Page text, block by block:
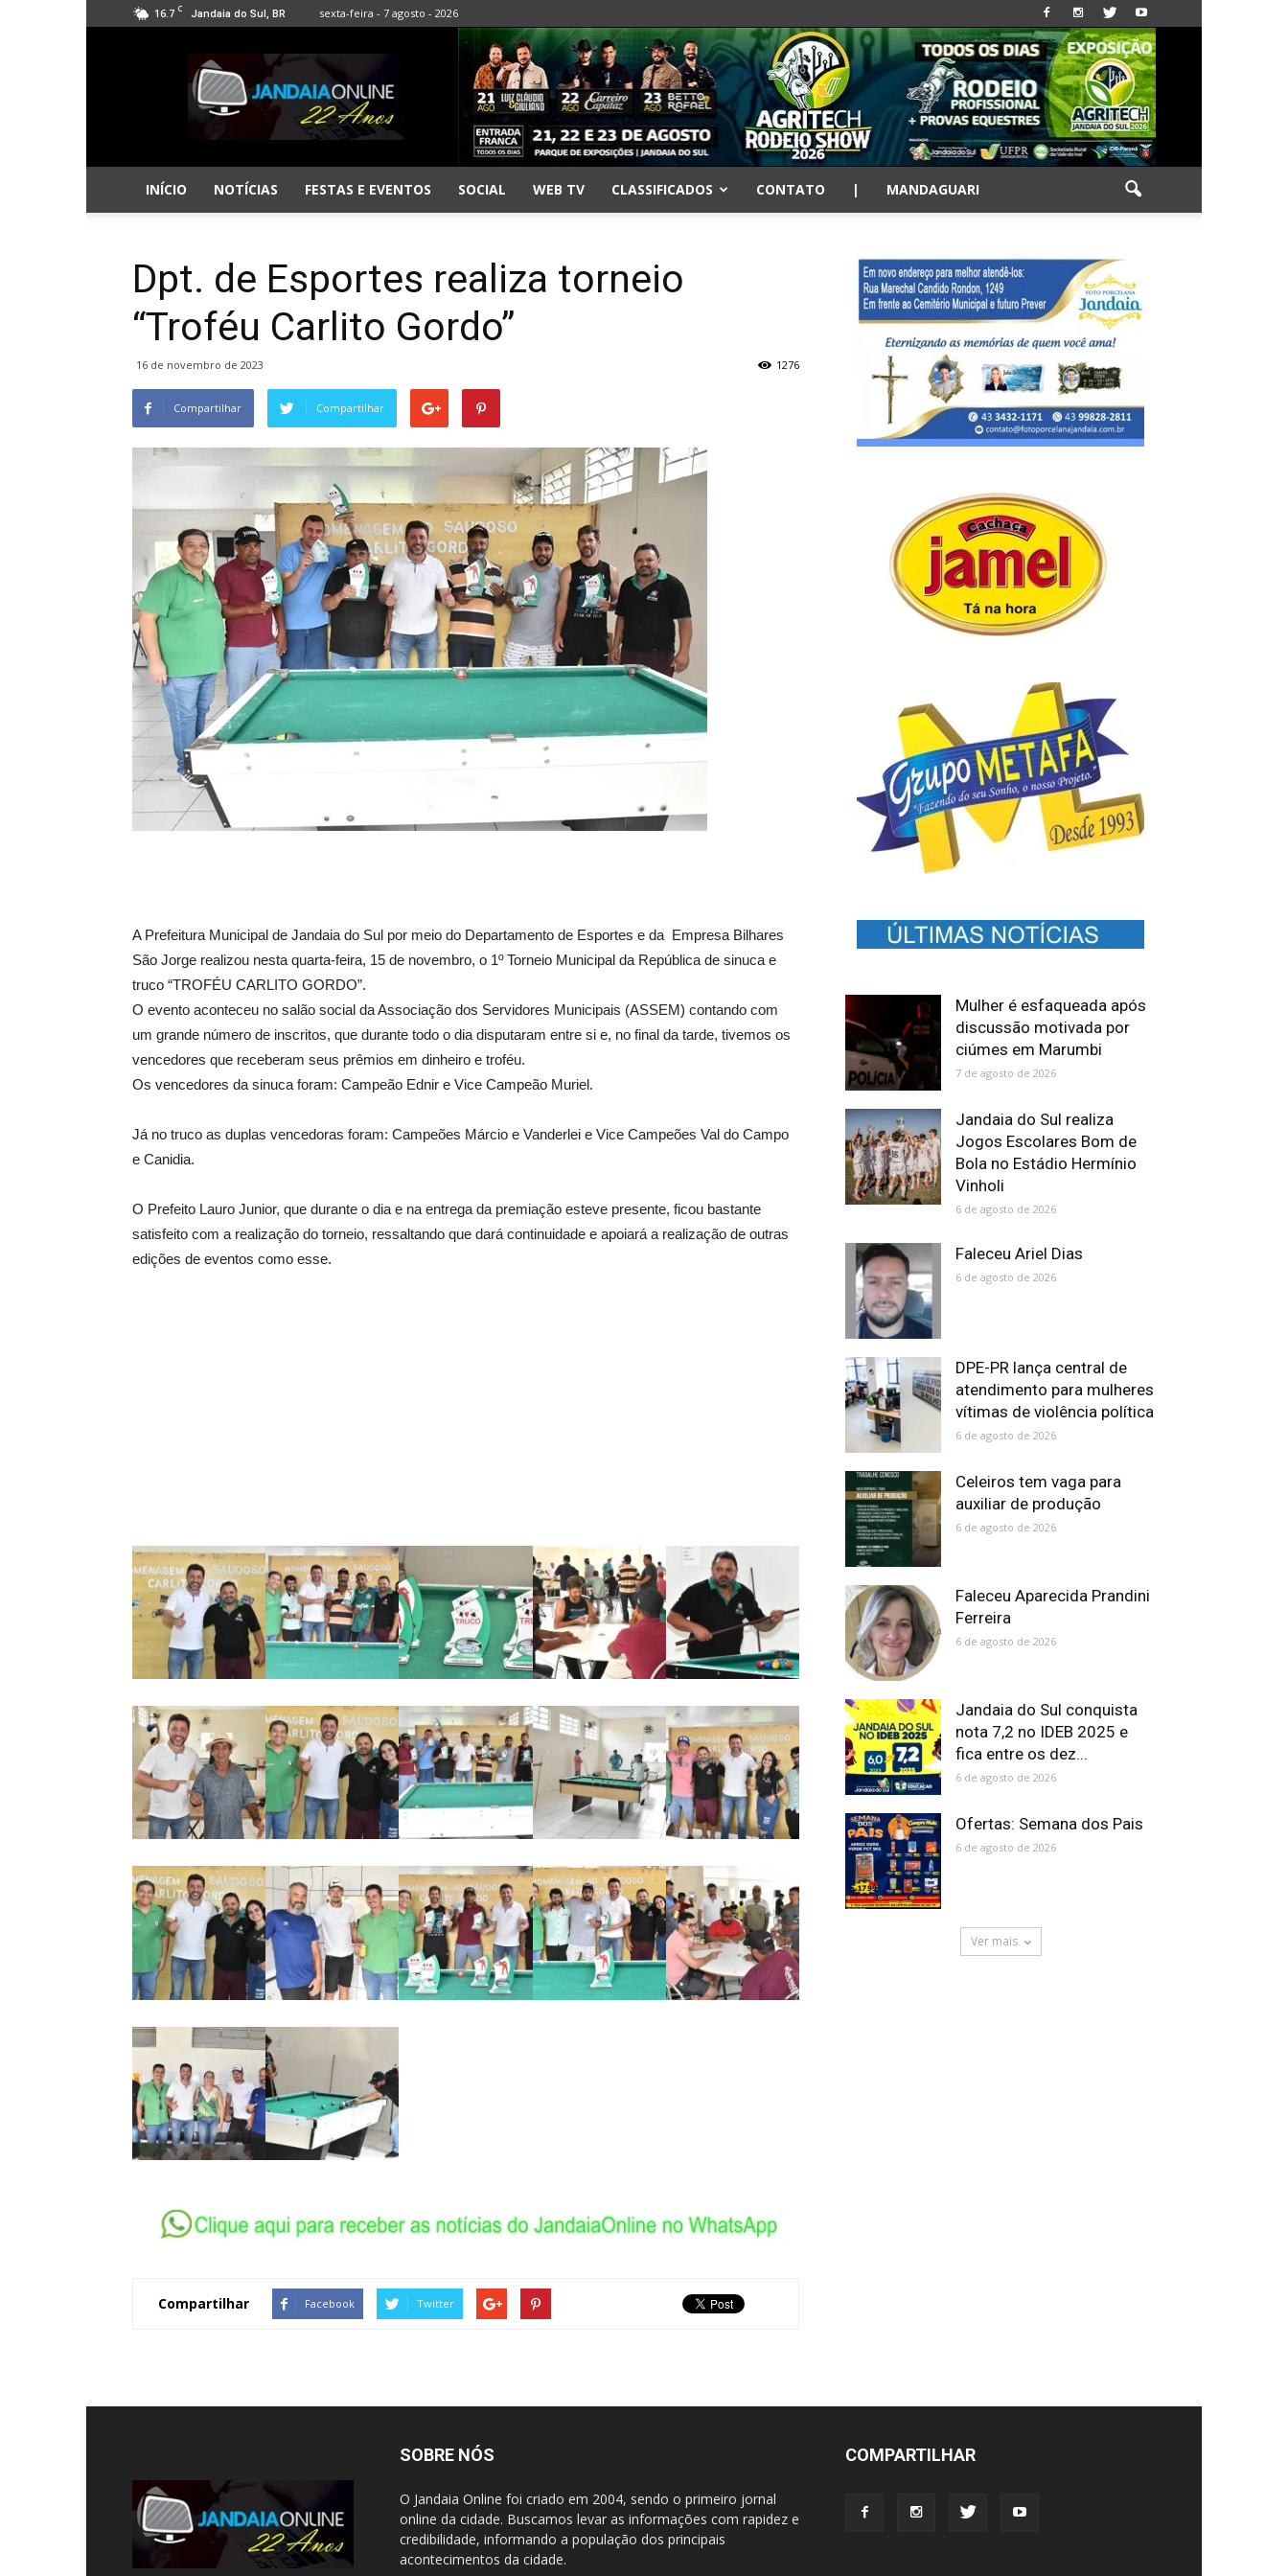
16.7 C Jandaia do Sul, BR sexta-feira - 7 agosto - 2026
Jandaia
Online
INÍCIO NOTÍCIAS FESTAS E EVENTOS SOCIAL WEB TV CLASSIFICADOS CONTATO | MANDAGUARI
Dpt. de Esportes realiza torneio
“Troféu Carlito Gordo”
16 de novembro de 2023 1276
Compartilhar Compartilhar
A Prefeitura Municipal de Jandaia do Sul por meio do Departamento de Esportes e da Empresa Bilhares
São Jorge realizou nesta quarta-feira, 15 de novembro, o 1º Torneio Municipal da República de sinuca e
truco “TROFÉU CARLITO GORDO”.
O evento aconteceu no salão social da Associação dos Servidores Municipais (ASSEM) contando com
um grande número de inscritos, que durante todo o dia disputaram entre si e, no final da tarde, tivemos os
vencedores que receberam seus prêmios em dinheiro e troféu.
Os vencedores da sinuca foram: Campeão Ednir e Vice Campeão Muriel.
Já no truco as duplas vencedoras foram: Campeões Márcio e Vanderlei e Vice Campeões Val do Campo
e Canidia.
O Prefeito Lauro Junior, que durante o dia e na entrega da premiação esteve presente, ficou bastante
satisfeito com a realização do torneio, ressaltando que dará continuidade e apoiará a realização de outras
edições de eventos como esse.
Compartilhar Facebook Twitter
Mulher é esfaqueada após
discussão motivada por
ciúmes em Marumbi
7 de agosto de 2026
Jandaia do Sul realiza
Jogos Escolares Bom de
Bola no Estádio Hermínio
Vinholi
6 de agosto de 2026
Faleceu Ariel Dias
6 de agosto de 2026
DPE-PR lança central de
atendimento para mulheres
vítimas de violência política
6 de agosto de 2026
Celeiros tem vaga para
auxiliar de produção
6 de agosto de 2026
Faleceu Aparecida Prandini
Ferreira
6 de agosto de 2026
Jandaia do Sul conquista
nota 7,2 no IDEB 2025 e
fica entre os dez...
6 de agosto de 2026
Ofertas: Semana dos Pais
6 de agosto de 2026
Ver mais
SOBRE NÓS
O Jandaia Online foi criado em 2004, sendo o primeiro jornal
online da cidade. Buscamos levar as informações com rapidez e
credibilidade, informando a população dos principais
acontecimentos da cidade.
COMPARTILHAR